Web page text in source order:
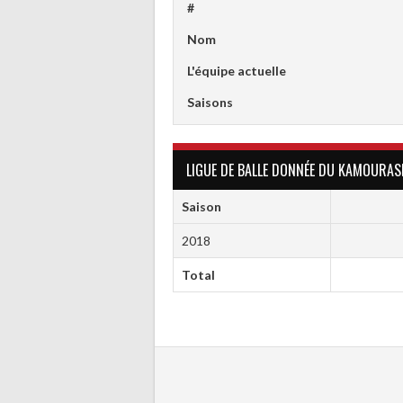
#
Nom
L'équipe actuelle
Saisons
LIGUE DE BALLE DONNÉE DU
Saison
2018
Total